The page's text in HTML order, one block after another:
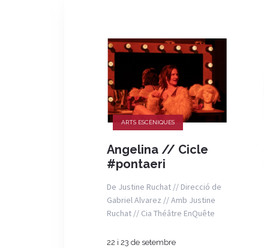
ARTS ESCÈNIQUES
Angelina // Cicle
#pontaeri
De Justine Ruchat // Direcció de
Gabriel Alvarez // Amb Justine
Ruchat // Cia Théâtre EnQuête
22 i 23 de setembre